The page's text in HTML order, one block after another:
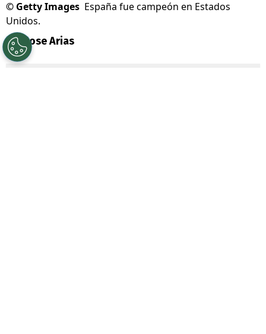
© Getty Images España fue campeón en Estados
Unidos.
Por Jose Arias